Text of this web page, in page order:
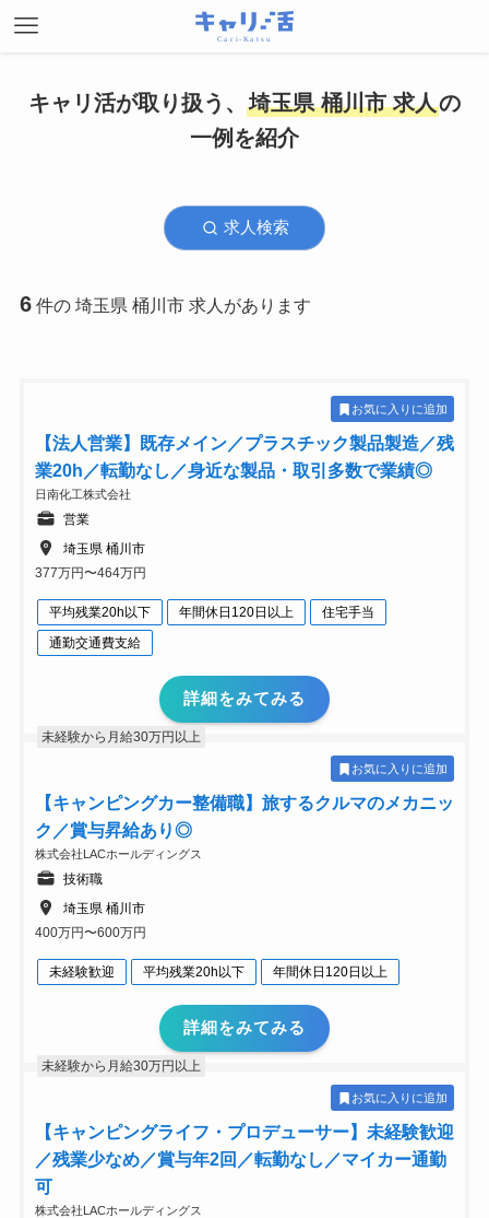
キャリ活が取り扱う、 埼玉県 桶川市 求人の
一例を紹介
求人検索
6件の 埼玉県 桶川市 求人があります
お気に入りに追加
【法人営業】既存メイン／プラスチック製品製造／残
業20h／転勤なし／身近な製品・取引多数で業績◎
日南化工株式会社
営業
埼玉県 桶川市
377万円〜464万円
平均残業20h以下 年間休日120日以上
住宅手当
通勤交通費支給
詳細をみてみる
未経験から月給30万円以上
お気に入りに追加
【キャンピングカー整備職】旅するクルマのメカニッ
ク／賞与昇給あり◎
株式会社LACホールディングス
技術職
埼玉県 桶川市
400万円〜600万円
未経験歓迎 平均残業20h以下 年間休日120日以上
詳細をみてみる
未経験から月給30万円以上
お気に入りに追加
【キャンピングライフ・プロデューサー】未経験歓迎
／残業少なめ／賞与年2回／転勤なし／マイカー通勤
可
株式会社LACホールディングス